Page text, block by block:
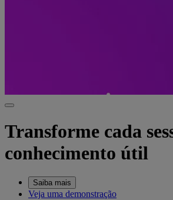
Transforme cada
conhecimento útil
Saiba mais
Veja uma demonstração